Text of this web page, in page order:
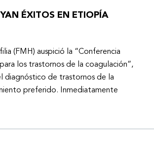
ÉXITOS EN ETIOPÍA
(FMH) auspició la “Conferencia
los trastornos de la coagulación”,
diagnóstico de trastornos de la
preferido. Inmediatamente